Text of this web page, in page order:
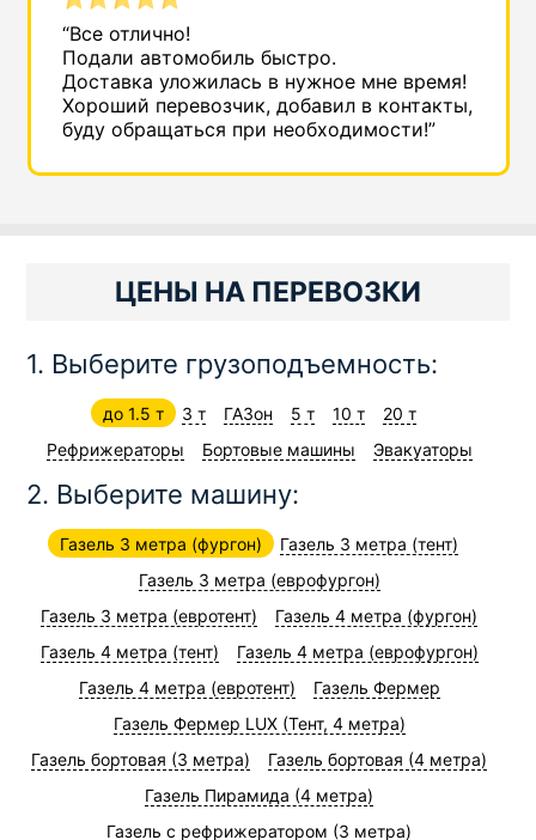
“Все отлично!
Подали автомобиль быстро.
Доставка уложилась в нужное мне время!
Хороший перевозчик, добавил в контакты,
буду обращаться при необходимости!”
ЦЕНЫ НА ПЕРЕВОЗКИ
1. Выберите грузоподъемность:
до 1.5 т 3 т ГАЗон 5 т 10 т
20 т
Рефрижераторы
Бортовые машины Эвакуаторы
2. Выберите машину:
Газель 3 метра (фургон)
Газель 3 метра (тент)
Газель 3 метра (еврофургон)
Газель 3 метра (евротент)
Газель 4 метра (фургон)
Газель 4 метра (тент)
Газель 4 метра (еврофургон)
Газель 4 метра (евротент)
Газель Фермер
Газель Фермер LUX (Тент, 4 метра)
Газель бортовая (3 метра)
Газель бортовая (4 метра)
Газель Пирамида (4 метра)
Газель с рефрижератором (3 метра)